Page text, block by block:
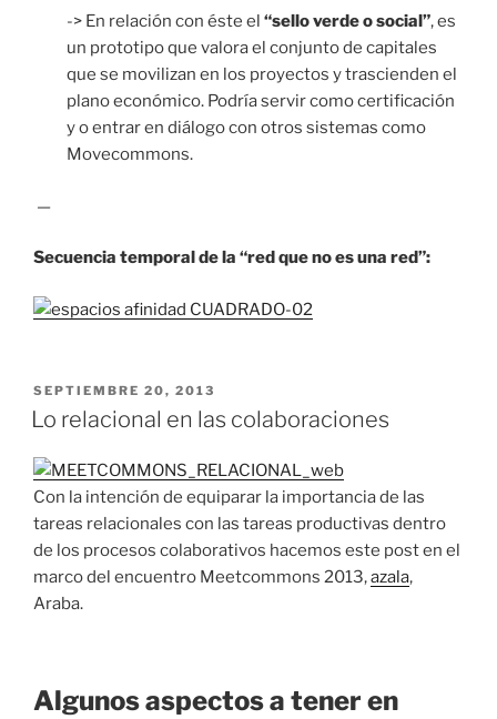
-> En relación con éste el “sello verde o social”, es
un prototipo que valora el conjunto de capitales
que se movilizan en los proyectos y trascienden el
plano económico. Podría servir como certificación
y o entrar en diálogo con otros sistemas como
Movecommons.
—
Secuencia temporal de la “red que no es una red”:
PUBLICADO
EL
SEPTIEMBRE 20, 2013
Lo relacional en las colaboraciones
Con la intención de equiparar la importancia de las
tareas relacionales con las tareas productivas dentro
de los procesos colaborativos hacemos este post en el
marco del encuentro Meetcommons 2013,azala,
Araba.
Algunos aspectos a tener en